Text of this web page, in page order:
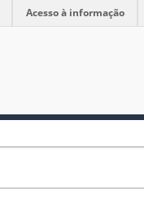
Acesso à informação